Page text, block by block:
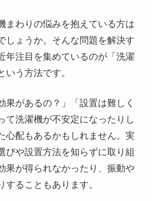
まわりの悩みを抱えている方は
しょうか。そんな問題を解決す
年注目を集めているのが「洗濯
いう方法です。
果があるの？」「設置は難しく
て洗濯機が不安定になったりし
心配もあるかもしれません。実
びや設置方法を知らずに取り組
果が得られなかったり、振動や
することもあります。